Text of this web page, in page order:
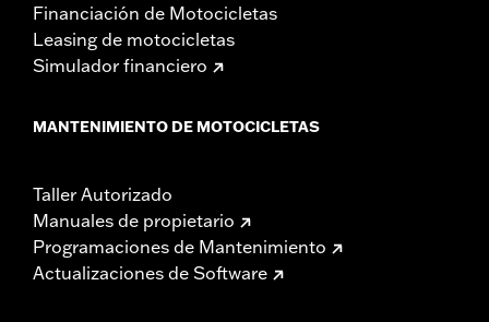
Financiación de Motocicletas
Leasing de motocicletas
Simulador financiero
MANTENIMIENTO DE MOTOCICLETAS
Taller Autorizado
Manuales de propietario
Programaciones de Mantenimiento
Actualizaciones de Software